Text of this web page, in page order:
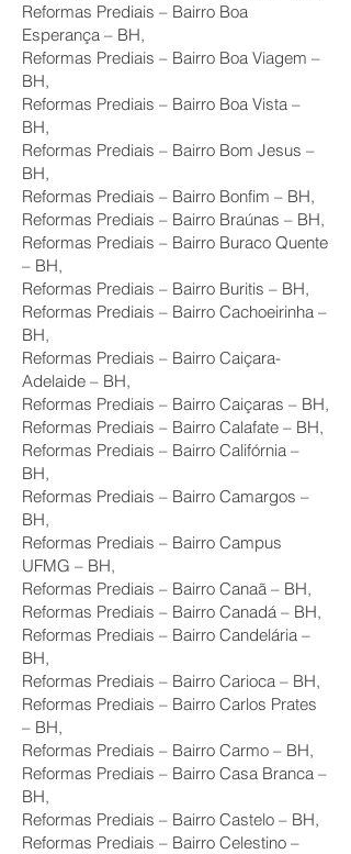
Reformas Prediais – Bairro Boa
Esperança – BH,
Reformas Prediais – Bairro Boa Viagem –
BH,
Reformas Prediais – Bairro Boa Vista –
BH,
Reformas Prediais – Bairro Bom Jesus –
BH,
Reformas Prediais – Bairro Bonfim – BH,
Reformas Prediais – Bairro Braúnas – BH,
Reformas Prediais – Bairro Buraco Quente
– BH,
Reformas Prediais – Bairro Buritis – BH,
Reformas Prediais – Bairro Cachoeirinha –
BH,
Reformas Prediais – Bairro Caiçara-
Adelaide – BH,
Reformas Prediais – Bairro Caiçaras – BH,
Reformas Prediais – Bairro Calafate – BH,
Reformas Prediais – Bairro Califórnia –
BH,
Reformas Prediais – Bairro Camargos –
BH,
Reformas Prediais – Bairro Campus
UFMG – BH,
Reformas Prediais – Bairro Canaã – BH,
Reformas Prediais – Bairro Canadá – BH,
Reformas Prediais – Bairro Candelária –
BH,
Reformas Prediais – Bairro Carioca – BH,
Reformas Prediais – Bairro Carlos Prates
– BH,
Reformas Prediais – Bairro Carmo – BH,
Reformas Prediais – Bairro Casa Branca –
BH,
Reformas Prediais – Bairro Castelo – BH,
Reformas Prediais – Bairro Celestino –